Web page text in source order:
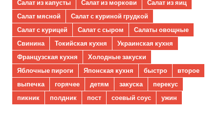
Салат из капусты
Салат из моркови
Салат из яиц
Салат мясной
Салат с куриной грудкой
Салат с курицей
Салат с сыром
Салаты овощные
Свинина
Токийская кухня
Украинская кухня
Французская кухня
Холодные закуски
Яблочные пироги
Японская кухня быстро
второе
выпечка
горячее детям закуска
перекус
пикник
полдник пост соевый соус ужин